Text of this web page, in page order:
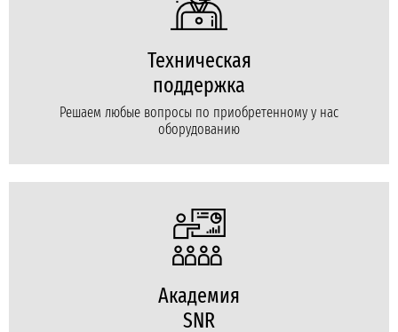
Техническая
поддержка
Решаем любые вопросы по приобретенному у нас
оборудованию
Академия
SNR